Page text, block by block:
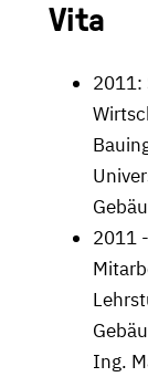
Vita
2011:
2011
Ing.